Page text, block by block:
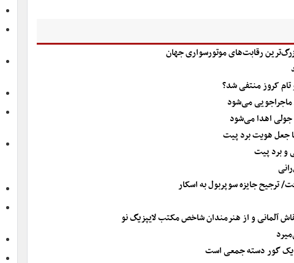
رقابت‌های موتورسواری جهان
تام کروز منتفی شد؟
ماجراجویی می‌شود
جولی اهدا می‌شود
جعل هویت برد پیت
و برد پیت
ترجیح جایزه سوپربول به اسکار
آلمانی و از هنرمندان شاخص مکتب لایپزیگ نو
یک گور دسته جمعی است